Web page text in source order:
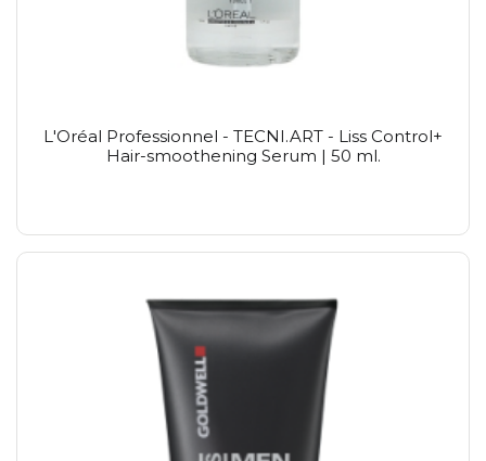
L'Oréal Professionnel - TECNI.ART - Liss Control+
Hair-smoothening Serum | 50 ml.